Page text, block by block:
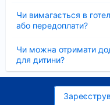
Чи вимагається в
або передоплати?
Чи можна отримати
для дитини?